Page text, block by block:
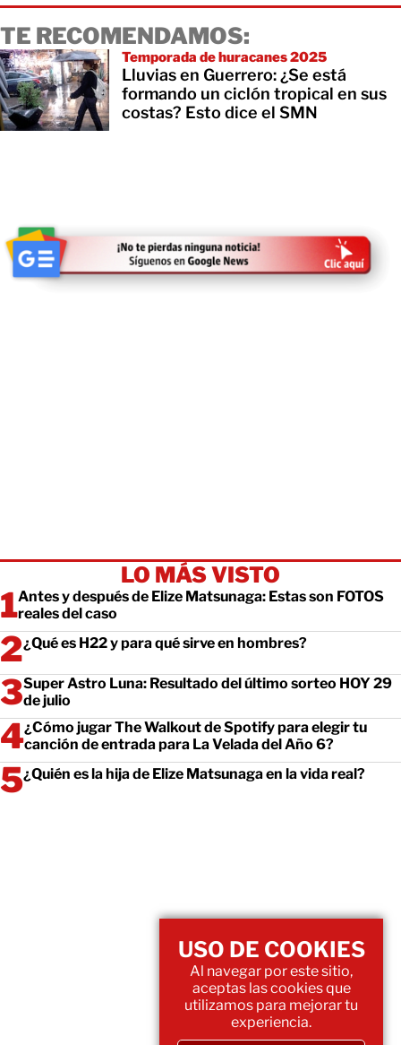
TE RECOMENDAMOS:
Temporada de huracanes 2025
Lluvias en Guerrero: ¿Se está
formando un ciclón tropical en sus
costas? Esto dice el SMN
LO MÁS VISTO
Antes y después de Elize Matsunaga: Estas son FOTOS
reales del caso
¿Qué es H22 y para qué sirve en hombres?
Super Astro Luna: Resultado del último sorteo HOY 29
de julio
¿Cómo jugar The Walkout de Spotify para elegir tu
canción de entrada para La Velada del Año 6?
¿Quién es la hija de Elize Matsunaga en la vida real?
USO DE COOKIES
Al navegar por este sitio,
aceptas las cookies que
utilizamos para mejorar tu
experiencia.